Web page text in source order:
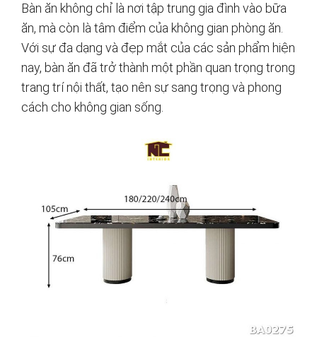
Bàn ăn không chỉ là nơi tập trung gia đình vào bữa
ăn, mà còn là tâm điểm của không gian phòng ăn.
Với sự đa dạng và đẹp mắt của các sản phẩm hiện
nay, bàn ăn đã trở thành một phần quan trọng trong
trang trí nội thất, tạo nên sự sang trọng và phong
cách cho không gian sống.